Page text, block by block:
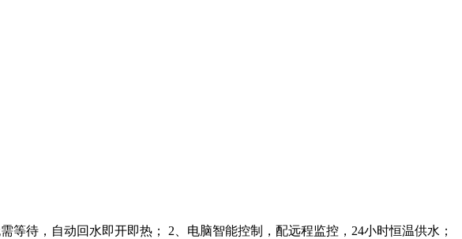
待，自动回水即开即热； 2、电脑智能控制，配远程监控，24小时恒温供水；